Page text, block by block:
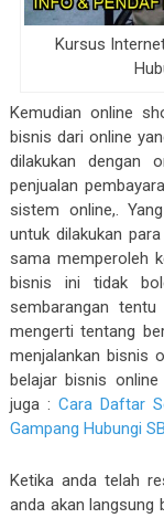
Kursus
Kemudian online
bisnis dari online
dilakukan dengan
penjualan
sistem online,.
untuk dilakukan
sama memperoleh
bisnis ini tidak
sembarangan
mengerti tentang
menjalankan bisnis
belajar bisnis
juga : Cara Daftar
Gampang Hubungi
Ketika anda telah
anda akan langsung